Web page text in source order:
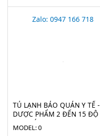
Zalo: 0947 166 718
TỦ LẠNH BẢO QUẢN Y TẾ -
DƯỢC PHẨM 2 ĐẾN 15 ĐỘ
1160 LÍT LR 1160
MODEL: 0